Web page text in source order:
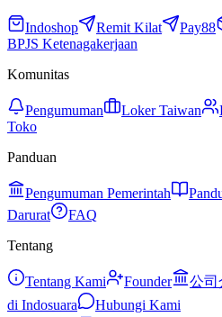
Indoshop Remit Kilat Pay88
BPJS Ketenagakerjaan
Komunitas
Pengumuman Loker Taiwan
Toko
Panduan
Pengumuman Pemerintah
Darurat
FAQ
Tentang
Tentang Kami Founder 公司
di Indosuara
Hubungi Kami